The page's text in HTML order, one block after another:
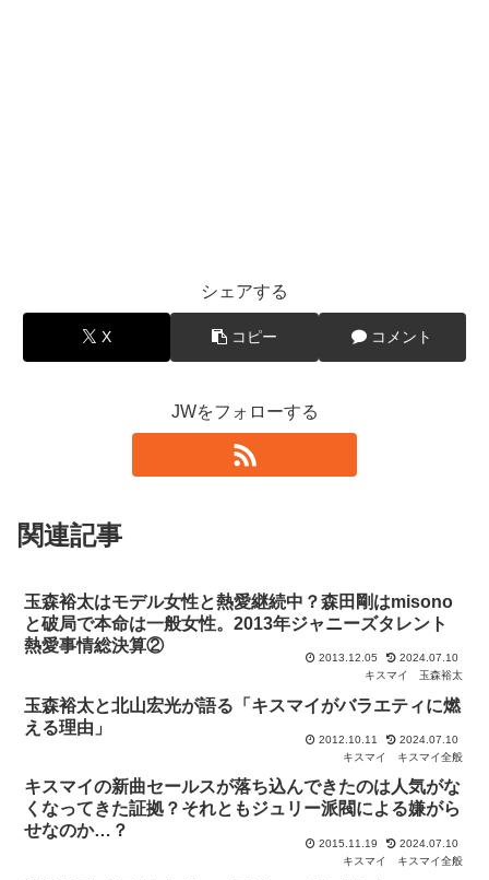
シェアする
X コピー コメント
JWをフォローする
関連記事
玉森裕太はモデル女性と熱愛継続中？森田剛はmisono
と破局で本命は一般女性。2013年ジャニーズタレント
熱愛事情総決算②
2013.12.05
2024.07.10
キスマイ
玉森裕太
玉森裕太と北山宏光が語る「キスマイがバラエティに燃
える理由」
2012.10.11
2024.07.10
キスマイ
キスマイ全般
キスマイの新曲セールスが落ち込んできたのは人気がな
くなってきた証拠？それともジュリー派閥による嫌がら
せなのか…？
2015.11.19
2024.07.10
キスマイ
キスマイ全般